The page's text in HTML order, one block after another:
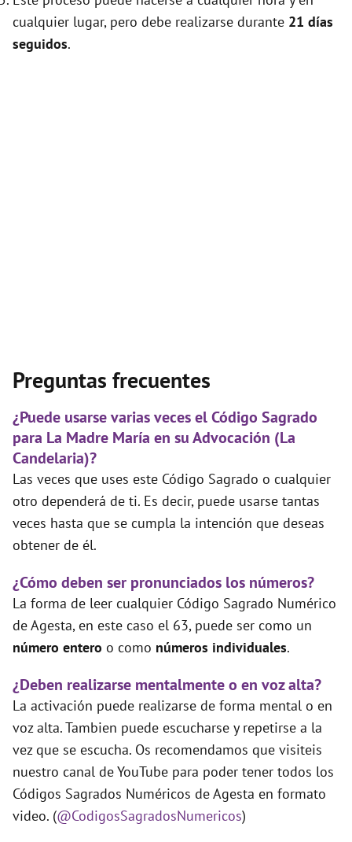
cualquier lugar, pero debe realizarse durante 21 días
seguidos.
Preguntas frecuentes
¿Puede usarse varias veces el Código Sagrado
para La Madre María en su Advocación (La
Candelaria)?
Las veces que uses este Código Sagrado o cualquier
otro dependerá de ti. Es decir, puede usarse tantas
veces hasta que se cumpla la intención que deseas
obtener de él.
¿Cómo deben ser pronunciados los números?
La forma de leer cualquier Código Sagrado Numérico
de Agesta, en este caso el 63, puede ser como un
número entero o como números individuales.
¿Deben realizarse mentalmente o en voz alta?
La activación puede realizarse de forma mental o en
voz alta. Tambien puede escucharse y repetirse a la
vez que se escucha. Os recomendamos que visiteis
nuestro canal de YouTube para poder tener todos los
Códigos Sagrados Numéricos de Agesta en formato
video. (@CodigosSagradosNumericos)